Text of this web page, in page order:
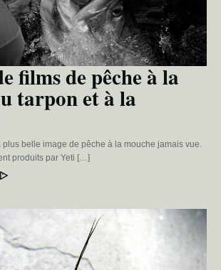
films de pêche à la
tarpon et à la
plus belle image de pêche à la mouche jamais vue.
produits par Yeti […]